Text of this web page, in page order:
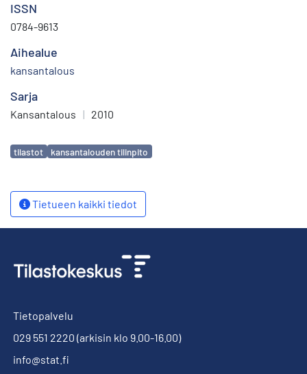
ISSN
0784-9613
Aihealue
kansantalous
Sarja
Kansantalous | 2010
Avainsanat
tilastot kansantalouden tilinpito
Tietueen kaikki tiedot
Tietopalvelu
029 551 2220 (arkisin klo 9.00-16.00)
info@stat.fi